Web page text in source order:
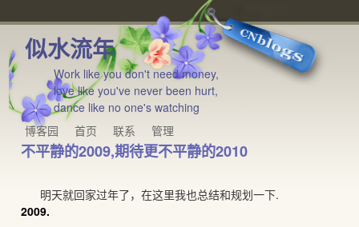
似水流年
Work like you don't need money,
love like you've never been hurt,
dance like no one's watching
博客园
首页 联系 管理
不平静的2009,期待更不平静的2010
明天就回家过年了，在这里我也总结和规划一下.
2009.